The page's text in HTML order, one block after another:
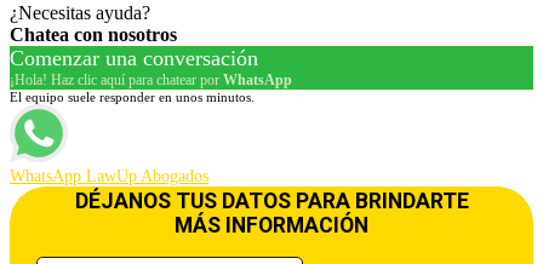
¿Necesitas ayuda?
Chatea con nosotros
Comenzar una conversación
¡Hola! Haz clic aquí para chatear por WhatsApp
El equipo suele responder en unos minutos.
WhatsApp LawUp Abogados